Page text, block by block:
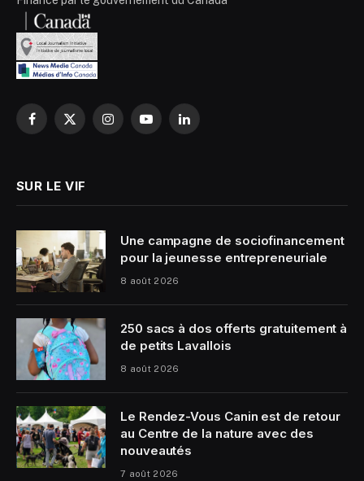
Facebook
X
InstagramYouTubeLinkedIn
SUR LE VIF
Une campagne de sociofinancement
pour la jeunesse entrepreneuriale
8 août 2026
250 sacs à dos offerts gratuitement à
de petits Lavallois
8 août 2026
Le Rendez-Vous Canin est de retour
au Centre de la nature avec des
nouveautés
7 août 2026